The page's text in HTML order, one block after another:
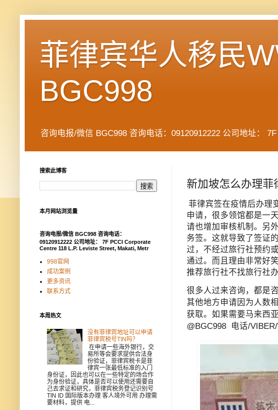
菲律宾华人移民
BGC998
咨询电报/微信 BGC998 咨询电话：09120912222 公司地址：
新加坡怎么办理菲
菲律宾签在疫情后办理
申请，很多领馆都是一
请也增加审核机制。另
务签。这就导致了签证
过，不经过旅行社预约
通过。而且理由非常好
推荐旅行社不找旅行社办
很多人过来咨询，都是
其他地方申请因为人数
获取。如果需要马来西
@BGC998 电话/
搜索此博客
本月网站浏览量
咨询电报/微信 BGC998 咨询电话：
09120912222 公司地址： 7F PCCI Corporate
Centre 118 L.P. Leviste Street, Makati, Metr
998官网
成功案例
更多资讯
联系方式
本周热文
没有菲律宾地址可以申请
菲律宾税号TIN吗？
在申请一些海外银行，交
易所等会要求提供合法身
份验证，菲律宾税卡是菲
律宾一张最低标准的入门
身份证，因此也可以在一些特定的场合作
为身份验证，具体是否可以使用还需要自
己去求证和研究，菲律宾税务登记识别号
TIN ID 国际版本办理 客人境外可用 办理需
要材料，提供 电...